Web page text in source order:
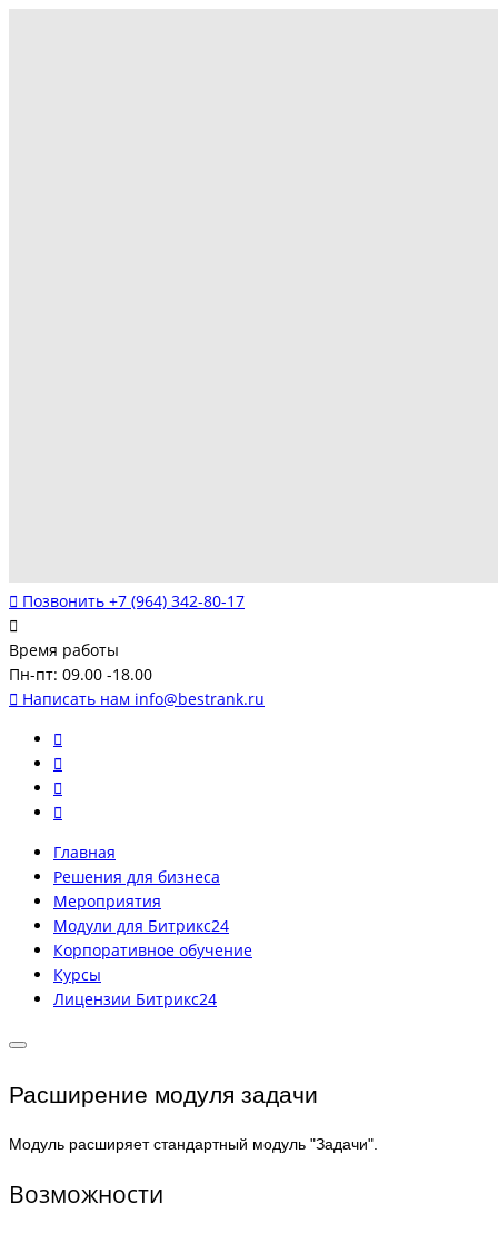
Позвонить +7 (964) 342-80-17
Время работы
Пн-пт: 09.00 -18.00
Написать нам info@bestrank.ru
Главная
Решения для бизнеса
Мероприятия
Модули для Битрикс24
Корпоративное обучение
Курсы
Лицензии Битрикс24
Расширение модуля задачи
Модуль расширяет стандартный модуль "Задачи".
Возможности